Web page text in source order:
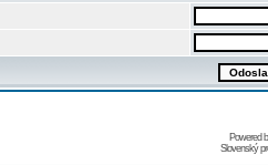
Powered
Slovenský